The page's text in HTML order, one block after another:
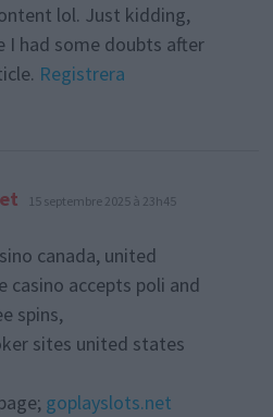
lol. Just kidding,
I had some doubts after
Registrera
dit :
15 septembre 2025 à 23h45
canada, united
casino accepts poli and
spins,
sites united states
goplayslots.net